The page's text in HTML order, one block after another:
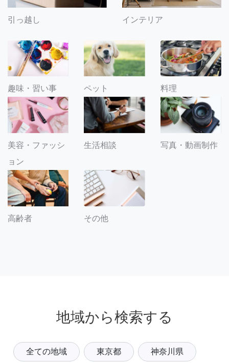
引っ越し インテリア
趣味・習い事 ペット 料理
美容・ファッシ
ョン
生活相談 写真・動画制作
高齢者 その他
地域から検索する
全ての地域 東京都 神奈川県